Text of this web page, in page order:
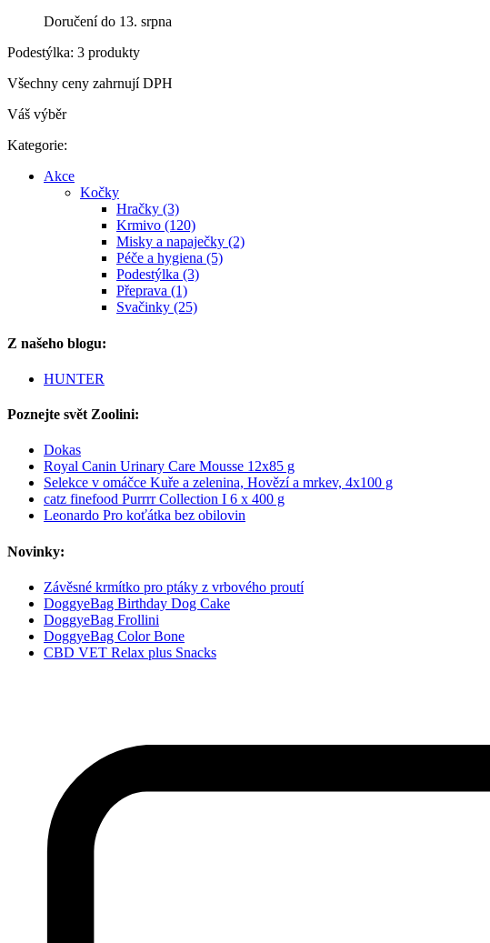
Doručení do 13. srpna
Podestýlka: 3 produkty
Všechny ceny zahrnují DPH
Váš výběr
Kategorie:
Akce
Kočky
Hračky (3)
Krmivo (120)
Misky a napaječky (2)
Péče a hygiena (5)
Podestýlka (3)
Přeprava (1)
Svačinky (25)
Z našeho blogu:
HUNTER
Poznejte svět Zoolini:
Dokas
Royal Canin Urinary Care Mousse 12x85 g
Selekce v omáčce Kuře a zelenina, Hovězí a mrkev, 4x100 g
catz finefood Purrrr Collection I 6 x 400 g
Leonardo Pro koťátka bez obilovin
Novinky:
Závěsné krmítko pro ptáky z vrbového proutí
DoggyeBag Birthday Dog Cake
DoggyeBag Frollini
DoggyeBag Color Bone
CBD VET Relax plus Snacks